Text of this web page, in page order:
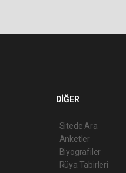
DİĞER
Sitede Ara
Anketler
Biyografiler
Rüya Tabirleri